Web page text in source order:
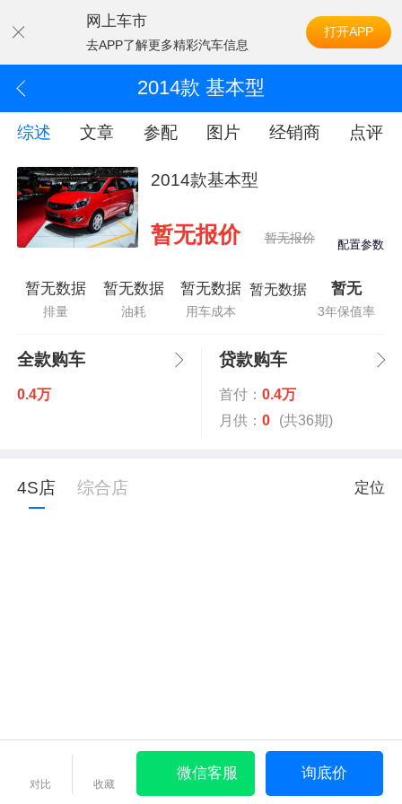
网上车市
去APP了解更多精彩汽车信息
打开APP
2014款 基本型
综述 文章 参配 图片 经销商 点评
2014款基本型
暂无报价 暂无报价 配置参数
暂无数据
排量
暂无数据
油耗
暂无数据
用车成本
暂无数据 暂无
3年保值率
全款购车
0.4万
贷款购车
首付： 0.4万
月供： 0 (共36期)
4S店 综合店 定位
对比 收藏
微信客服 询底价